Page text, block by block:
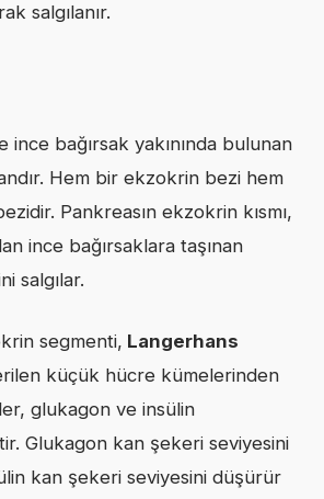
salgılanır.
ince bağırsak yakınında bulunan
Hem bir ekzokrin bezi hem
Pankreasın ekzokrin kısmı,
ince bağırsaklara taşınan
salgılar.
segmenti, Langerhans
küçük hücre kümelerinden
glukagon ve insülin
Glukagon kan şekeri seviyesini
kan şekeri seviyesini düşürür